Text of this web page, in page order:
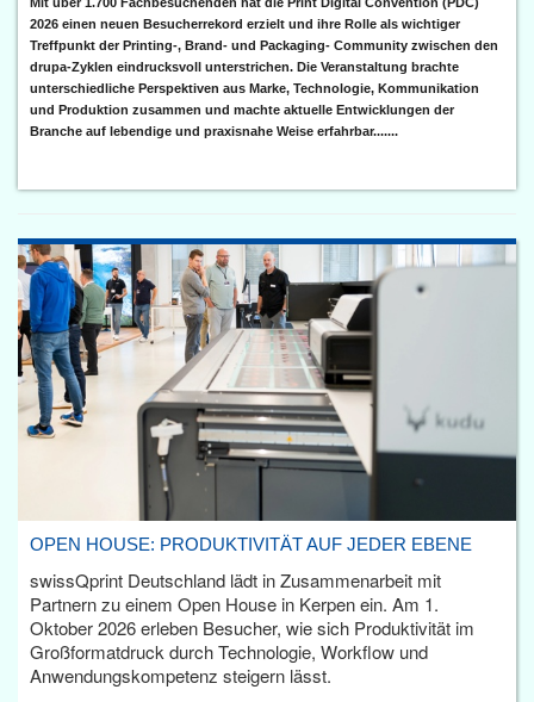
2026 einen neuen Besucherrekord erzielt und ihre Rolle als wichtiger
Treffpunkt der Printing-, Brand- und Packaging- Community zwischen den
drupa-Zyklen eindrucksvoll unterstrichen. Die Veranstaltung brachte
unterschiedliche Perspektiven aus Marke, Technologie, Kommunikation
und Produktion zusammen und machte aktuelle Entwicklungen der
Branche auf lebendige und praxisnahe Weise erfahrbar.......
OPEN HOUSE: PRODUKTIVITÄT AUF JEDER EBENE
swissQprint Deutschland lädt in Zusammenarbeit mit
Partnern zu einem Open House in Kerpen ein. Am 1.
Oktober 2026 erleben Besucher, wie sich Produktivität im
Großformatdruck durch Technologie, Workflow und
Anwendungskompetenz steigern lässt.